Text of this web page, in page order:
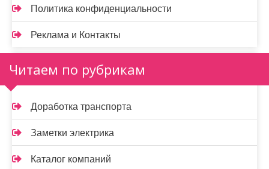
Политика конфиденциальности
Реклама и Контакты
Читаем по рубрикам
Доработка транспорта
Заметки электрика
Каталог компаний